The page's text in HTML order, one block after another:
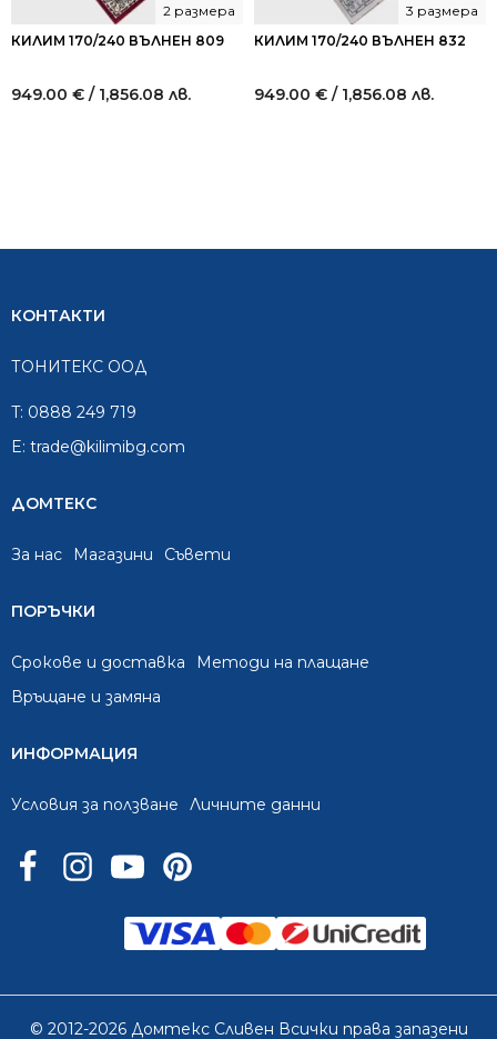
КИЛИМ 170/240 ВЪЛНЕН 809
2 размера
949.00 € / 1,856.08 лв.
КИЛИМ 170/240 ВЪЛНЕН 832
3 размера
949.00 € / 1,856.08 лв.
КОНТАКТИ
ТОНИТЕКС ООД
T: 0888 249 719
E: trade@kilimibg.com
ДОМТЕКС
За нас Mагазини Съвети
ПОРЪЧКИ
Срокове и доставка
Методи на плащане
Връщане и замяна
ИНФОРМАЦИЯ
Условия за ползване Личните данни
© 2012-2026 Домтекс Сливен Всички права запазени